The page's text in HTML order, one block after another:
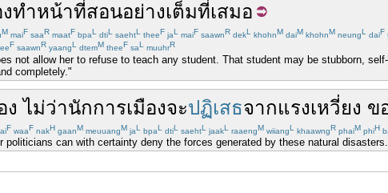
ทำหน้าที่สอนอย่างเต็มที่เสมอ
M maiF saaR maatF bpaL dtiL saehtL theeF jaL maiF saawnR dekL khohnM daiM khohnM neungL daiF
F saawnR yaangL dtemM theeF saL muuhrR
not allow her to refuse to teach any student. That student may be stubborn,
completely."
ง ไม่ว่านักการเมืองจะปฏิเสธจากแรงเหวี่ยง ข
F waaF nakH gaanM meuuangM jaL bpaL dtiL saehtL jaakL raaengM wiiangL khaawngR phaiM phiH
politicians can with certainty deny the forces generated by these natural